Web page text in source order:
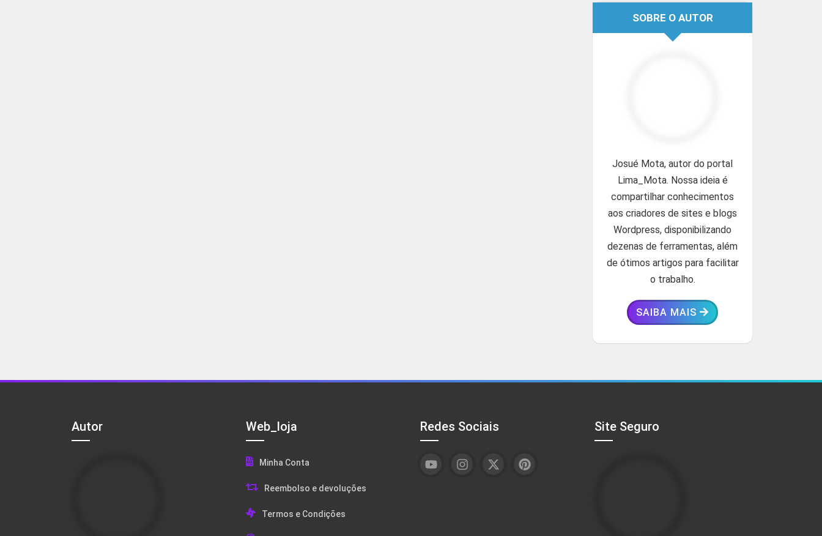
SOBRE O AUTOR
Josué Mota, autor do portal
Lima_Mota. Nossa ideia é
compartilhar conhecimentos
aos criadores de sites e blogs
Wordpress, disponibilizando
dezenas de ferramentas, além
de ótimos artigos para facilitar
o trabalho.
SAIBA MAIS
Autor Web_loja
Minha Conta
Reembolso e devoluções
Termos e Condições
Redes Sociais Site Seguro